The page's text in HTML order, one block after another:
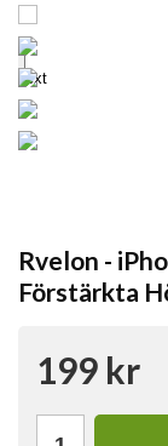
Next
Rvelon -
Förstärkta
199 kr